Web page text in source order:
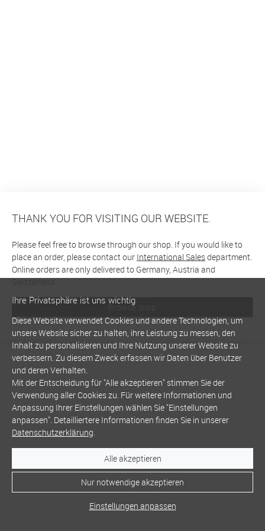
THANK YOU FOR VISITING OUR WEBSITE.
Please feel free to browse through our shop. If you would like to
place an order, please contact our International Salesdepartment.
Online orders are only delivered to Germany, Austria and
Switzerland
Browse shop
Ihre Privatsphäre ist uns wichtig
Diese Website verwendet Cookies und andere Technologien, um
unsere Website sicher zu halten, ihre Leistung zu messen, den
Inhalt zu personalisieren und Ihre Nutzung unserer Website zu
verbessern. Zu diesem Zweck erfassen wir Daten über Benutzer
und deren Verhalten.
Mit der Entscheidung für "Alle akzeptieren" stimmen Sie der
Verwendung aller Cookies zu. Für weitere Informationen und
Anpassung Ihrer Einstellungen wählen Sie "Einstellungen
anpassen". Detailliertere Informationen finden Sie in unserer
Datenschutzerklärung.
Alle akzeptieren
Nur notwendige akzeptieren
Einstellungen anpassen